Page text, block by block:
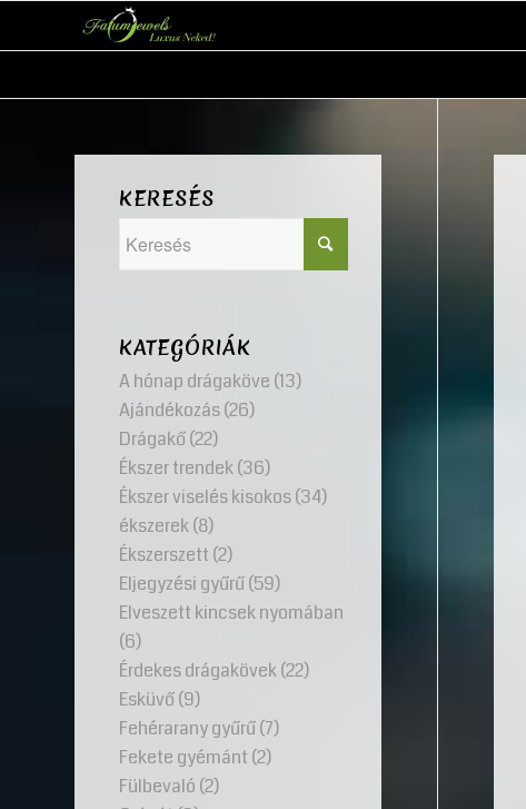
KERESÉS
KATEGÓRIÁK
A hónap drágaköve (13)
Ajándékozás(26)
Drágakő(22)
Ékszer trendek(36)
Ékszer viselés kisokos(34)
ékszerek(8)
Ékszerszett (2)
Eljegyzési gyűrű(59)
Elveszett kincsek nyomában
(6)
Érdekes drágakövek(22)
Esküvő(9)
Fehérarany gyűrű(7)
Fekete gyémánt (2)
Fülbevaló (2)